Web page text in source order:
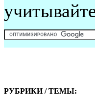
РУБРИКИ / ТЕМЫ: